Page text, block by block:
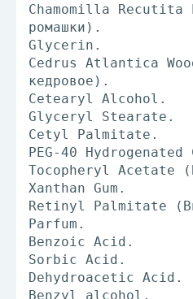
Chamomilla Recutita
ромашки).
Glycerin.
Cedrus Atlantica
кедровое).
Cetearyl Alcohol.
Glyceryl Stearate.
Cetyl Palmitate.
PEG-40
Tocopheryl Acetate
Xanthan Gum.
Retinyl Palmitate
Parfum.
Benzoic Acid.
Sorbic Acid.
Dehydroacetic Acid.
Benzyl alcohol.